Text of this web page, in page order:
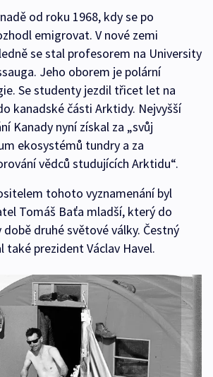
od roku 1968, kdy se po
emigrovat. V nové zemi
se stal profesorem na University
Jeho oborem je polární
Se studenty jezdil třicet let na
kanadské části Arktidy. Nejvyšší
Kanady nyní získal za „svůj
ekosystémů tundry a za
vědců studujících Arktidu“.
tohoto vyznamenání byl
Tomáš Baťa mladší, který do
druhé světové války. Čestný
také prezident Václav Havel.